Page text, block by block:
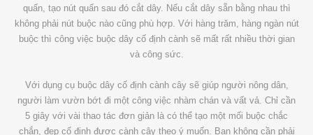
quấn, tạo nút quấn sau đó cắt dây. Nếu cắt dây sẵn bằng nhau thì
không phải nút buộc nào cũng phù hợp. Với hàng trăm, hàng ngàn nút
buộc thì công việc buộc dây cố định cành sẽ mất rất nhiều thời gian
và công sức.
Với dụng cụ buộc dây cố định cành cây sẽ giúp người nông dân,
người làm vườn bớt đi một công việc nhàm chán và vất vả. Chỉ cần
5 giây với vài thao tác đơn giản là có thể tạo một mối buộc chắc
chắn, đẹp cố định được cành cây theo ý muốn. Bạn không cần phải